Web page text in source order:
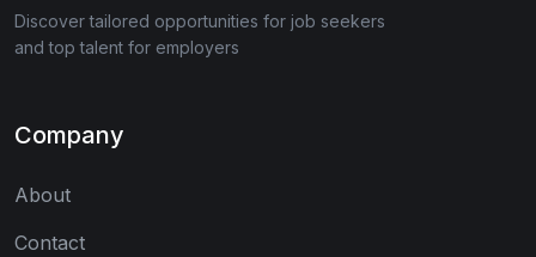
Discover tailored opportunities for job seekers
and top talent for employers
Company
About
Contact